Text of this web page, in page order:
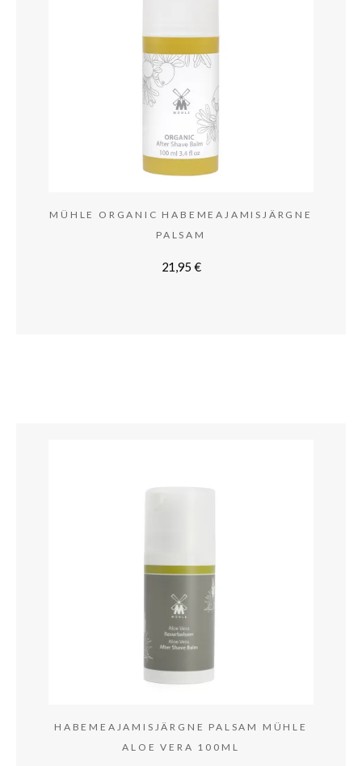
MÜHLE ORGANIC HABEMEAJAMISJÄRGNE
PALSAM
21,95 €
HABEMEAJAMISJÄRGNE PALSAM MÜHLE
ALOE VERA 100ML